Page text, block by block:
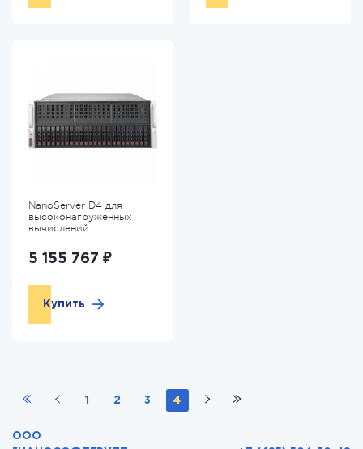
NanoServer D4 для
высоконагруженных
вычислений
5 155 767 ₽
Купить
1 2 3 4
ООО